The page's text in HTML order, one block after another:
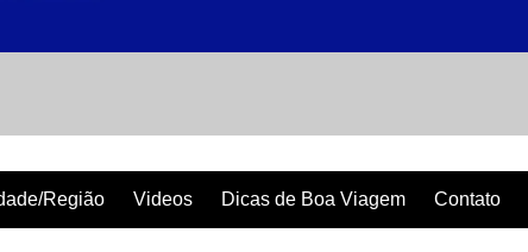
Região Videos Dicas de Boa Viagem Contato